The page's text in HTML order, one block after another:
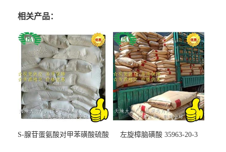
相关产品：
S-腺苷蛋氨酸对甲苯磺酸硫酸
左旋樟脑磺酸 35963-20-3